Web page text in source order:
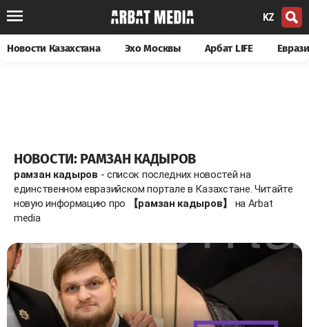
KZ
Новости Казахстана Эхо Москвы Арбат LIFE
НОВОСТИ: РАМЗАН КАДЫРОВ
рамзан кадыров - список последних новостей на
единственном евразийском портале в Казахстане. Читайте
новую информацию про
【рамзан кадыров】
на Arbat
media